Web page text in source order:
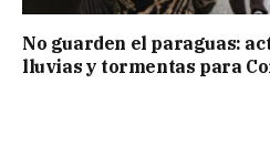
No guarden el paraguas:
lluvias y tormentas para